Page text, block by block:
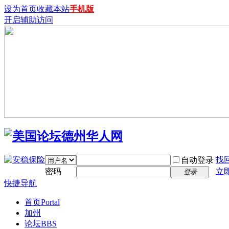
设为首页收藏本站手机版
开启辅助访问
自动登录 找
密码
登录
立
快捷导航
首页Portal
加州
论坛BBS